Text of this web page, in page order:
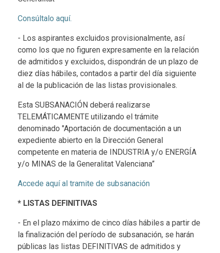
Consúltalo aquí.
- Los aspirantes excluidos provisionalmente, así
como los que no figuren expresamente en la relación
de admitidos y excluidos, dispondrán de un plazo de
diez días hábiles, contados a partir del día siguiente
al de la publicación de las listas provisionales.
Esta SUBSANACIÓN deberá realizarse
TELEMÁTICAMENTE utilizando el trámite
denominado "Aportación de documentación a un
expediente abierto en la Dirección General
competente en materia de INDUSTRIA y/o ENERGÍA
y/o MINAS de la Generalitat Valenciana”
Accede aquí al tramite de subsanación
* LISTAS DEFINITIVAS
- En el plazo máximo de cinco días hábiles a partir de
la finalización del período de subsanación, se harán
públicas las listas DEFINITIVAS de admitidos y